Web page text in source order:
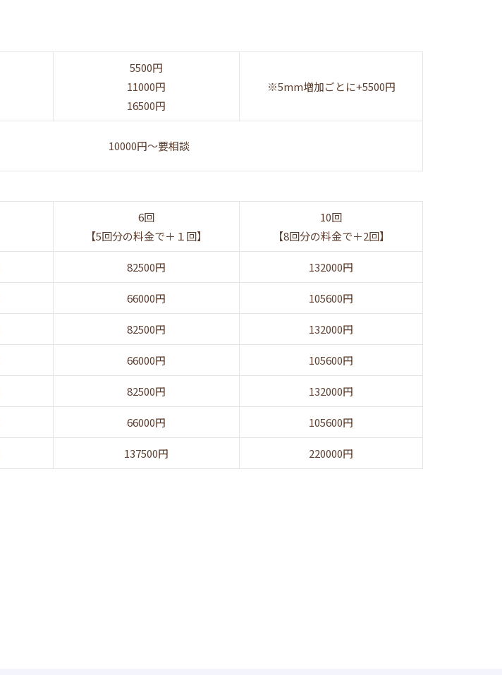
5500円
11000円
16500円
※5mm増加ごとに+5500円
10000円〜要相談
6回
【5回分の料金で＋１回】
10回
【8回分の料金で＋2回】
82500円 132000円
66000円 105600円
82500円 132000円
66000円 105600円
82500円 132000円
66000円 105600円
137500円 220000円